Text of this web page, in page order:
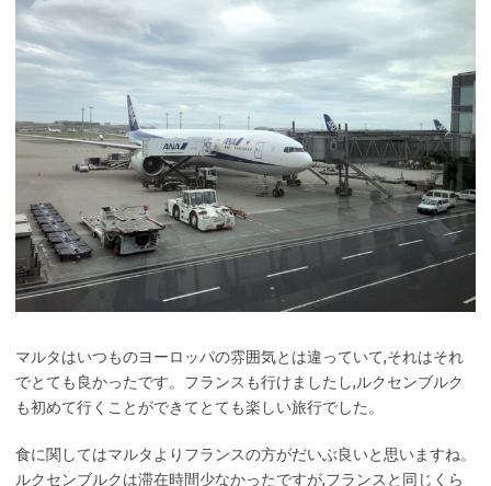
マルタはいつものヨーロッパの雰囲気とは違っていて,それはそれ
でとても良かったです。フランスも行けましたし,ルクセンブルク
も初めて行くことができてとても楽しい旅行でした。
食に関してはマルタよりフランスの方がだいぶ良いと思いますね。
ルクセンブルクは滞在時間少なかったですが,フランスと同じくら